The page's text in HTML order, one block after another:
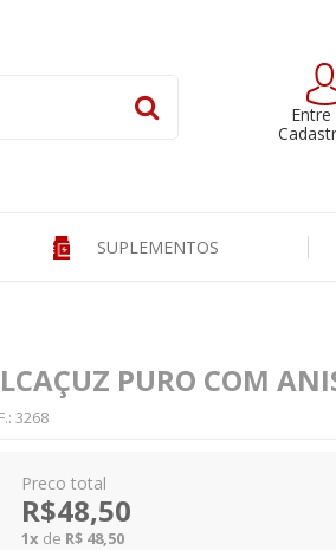
Entre
SUPLEMENTOS
PURO COM
3268
R$48,50
1x de R$ 48,50